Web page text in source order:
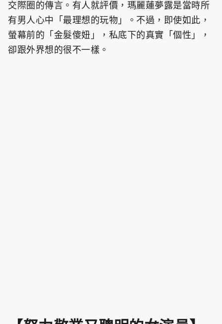
交際圈的傳言。有人就評價，瑪麗蓮夢露是當時所
有男人心中「最理想的玩物」。不過，即使如此，
螢幕前的「金髮傻妞」，私底下的真實「個性」，
卻跟外界想的很不一樣。